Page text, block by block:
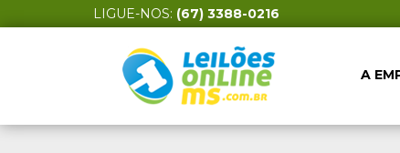
LIGUE-NOS: (67) 3388-0216
A